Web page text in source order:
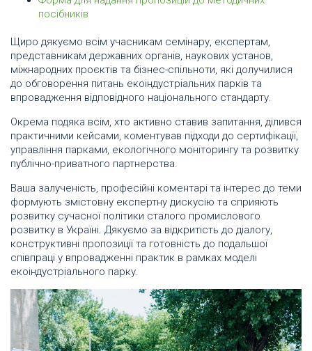
посібників
Щиро дякуємо всім учасникам семінару, експертам,
представникам державних органів, наукових установ,
міжнародних проєктів та бізнес-спільноти, які долучилися
до обговорення питань екоіндустріальних парків та
впровадження відповідного національного стандарту.
Окрема подяка всім, хто активно ставив запитання, ділився
практичними кейсами, коментував підходи до сертифікації,
управління парками, екологічного моніторингу та розвитку
публічно-приватного партнерства.
Ваша залученість, професійні коментарі та інтерес до теми
формують змістовну експертну дискусію та сприяють
розвитку сучасної політики сталого промислового
розвитку в Україні. Дякуємо за відкритість до діалогу,
конструктивні пропозиції та готовність до подальшої
співпраці у впровадженні практик в рамках моделі
екоіндустріального парку.